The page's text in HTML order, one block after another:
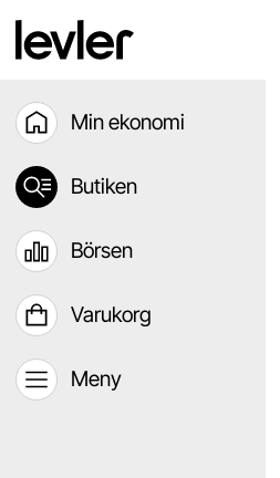
Min ekonomi
Butiken
Börsen
Varukorg
Meny